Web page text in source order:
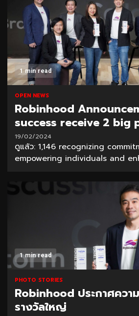
1 min read
OPEN NEWS
Robinhood
success receive 2 big
19/02/2024
ดูแล้ว: 1,146 recognizing
empowering individuals and
1 min read
PHOTO STORIES
Robinhood ประกาศควา
รางวัลใหญ่